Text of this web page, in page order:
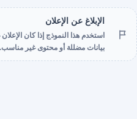
الإبلاغ عن الإعلان
استخدم هذا النموذج إذا كان
بيانات مضللة أو محتوى غير مناسب.